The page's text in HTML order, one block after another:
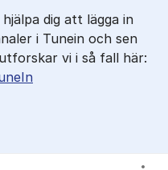
dig att lägga in
i Tunein och sen
vi i så fall här: